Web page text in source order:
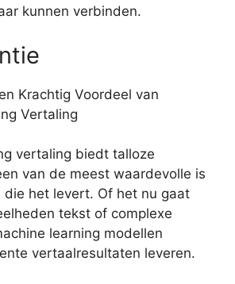
kunnen verbinden.
Krachtig Voordeel van
Vertaling
vertaling biedt talloze
van de meest waardevolle is
die het levert. Of het nu gaat
tekst of complexe
learning modellen
vertaalresultaten leveren.